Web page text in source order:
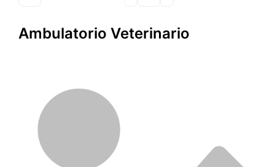
Ambulatorio Veterinario